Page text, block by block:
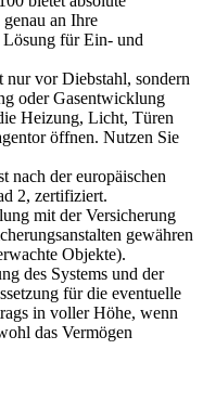
an Ihre
Lösung für Ein- und
vor Diebstahl, sondern
oder Gasentwicklung
Heizung, Licht, Türen
öffnen. Nutzen Sie
der europäischen
2, zertifiziert.
mit der Versicherung
gewähren
Objekte).
des Systems und der
für die eventuelle
in voller Höhe, wenn
das Vermögen